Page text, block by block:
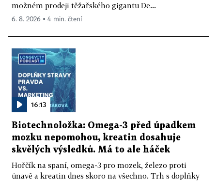
možném prodeji těžařského gigantu De...
6. 8. 2026 ▪ 4 min. čtení
16:13
Biotechnoložka: Omega-3 před úpadkem
mozku nepomohou, kreatin dosahuje
skvělých výsledků. Má to ale háček
Hořčík na spaní, omega-3 pro mozek, železo proti
únavě a kreatin dnes skoro na všechno. Trh s doplňky